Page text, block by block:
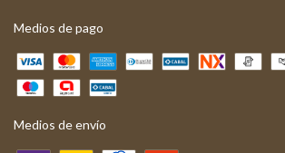
Medios de pago
Medios de envío